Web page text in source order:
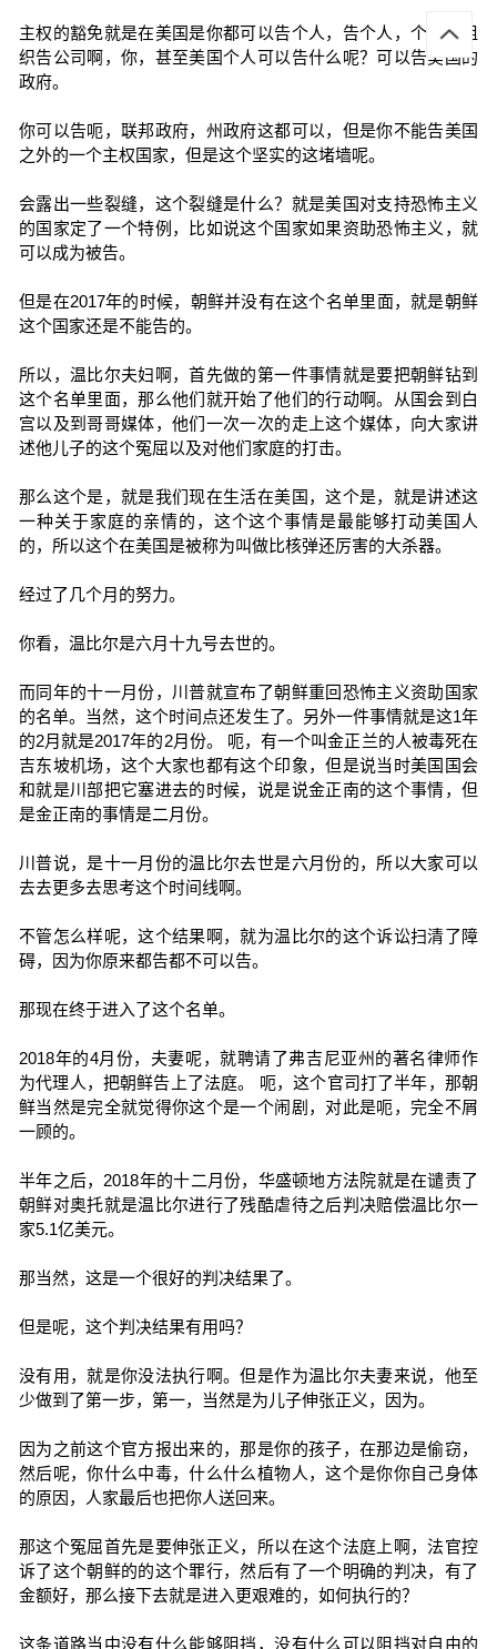
主权的豁免就是在美国是你都可以告个人，告个人，个人告组
织告公司啊，你，甚至美国个人可以告什么呢？可以告美国的
政府。
你可以告呃，联邦政府，州政府这都可以，但是你不能告美国
之外的一个主权国家，但是这个坚实的这堵墙呢。
会露出一些裂缝，这个裂缝是什么？就是美国对支持恐怖主义
的国家定了一个特例，比如说这个国家如果资助恐怖主义，就
可以成为被告。
但是在2017年的时候，朝鲜并没有在这个名单里面，就是朝鲜
这个国家还是不能告的。
所以，温比尔夫妇啊，首先做的第一件事情就是要把朝鲜钻到
这个名单里面，那么他们就开始了他们的行动啊。从国会到白
宫以及到哥哥媒体，他们一次一次的走上这个媒体，向大家讲
述他儿子的这个冤屈以及对他们家庭的打击。
那么这个是，就是我们现在生活在美国，这个是，就是讲述这
一种关于家庭的亲情的，这个这个事情是最能够打动美国人
的，所以这个在美国是被称为叫做比核弹还厉害的大杀器。
经过了几个月的努力。
你看，温比尔是六月十九号去世的。
而同年的十一月份，川普就宣布了朝鲜重回恐怖主义资助国家
的名单。当然，这个时间点还发生了。另外一件事情就是这1年
的2月就是2017年的2月份。 呃，有一个叫金正兰的人被毒死在
吉东坡机场，这个大家也都有这个印象，但是说当时美国国会
和就是川部把它塞进去的时候，说是说金正南的这个事情，但
是金正南的事情是二月份。
川普说，是十一月份的温比尔去世是六月份的，所以大家可以
去去更多去思考这个时间线啊。
不管怎么样呢，这个结果啊，就为温比尔的这个诉讼扫清了障
碍，因为你原来都告都不可以告。
那现在终于进入了这个名单。
2018年的4月份，夫妻呢，就聘请了弗吉尼亚州的著名律师作
为代理人，把朝鲜告上了法庭。 呃，这个官司打了半年，那朝
鲜当然是完全就觉得你这个是一个闹剧，对此是呃，完全不屑
一顾的。
半年之后，2018年的十二月份，华盛顿地方法院就是在谴责了
朝鲜对奥托就是温比尔进行了残酷虐待之后判决赔偿温比尔一
家5.1亿美元。
那当然，这是一个很好的判决结果了。
但是呢，这个判决结果有用吗？
没有用，就是你没法执行啊。但是作为温比尔夫妻来说，他至
少做到了第一步，第一，当然是为儿子伸张正义，因为。
因为之前这个官方报出来的，那是你的孩子，在那边是偷窃，
然后呢，你什么中毒，什么什么植物人，这个是你你自己身体
的原因，人家最后也把你人送回来。
那这个冤屈首先是要伸张正义，所以在这个法庭上啊，法官控
诉了这个朝鲜的的这个罪行，然后有了一个明确的判决，有了
金额好，那么接下去就是进入更艰难的，如何执行的？
这条道路当中没有什么能够阻挡，没有什么可以阻挡对自由的